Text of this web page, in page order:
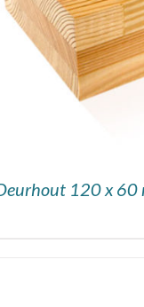
120 x 60